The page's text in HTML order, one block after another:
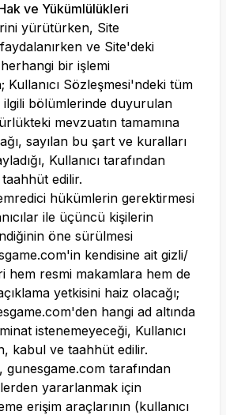
Hak ve Yükümlülükleri
yürütürken, Site
ve Site'deki
bir işlemi
Sözleşmesi'ndeki tüm
bölümlerinde duyurulan
mevzuatın tamamına
sayılan bu şart ve kuralları
Kullanıcı tarafından
edilir.
hükümlerin gerektirmesi
ile üçüncü kişilerin
öne sürülmesi
'in kendisine ait gizli/
hem resmi makamlara hem de
yetkisini haiz olacağı;
'den hangi ad altında
istenemeyeceği, Kullanıcı
kabul ve taahhüt edilir.
gunesgame.com tarafından
yararlanmak için
erişim araçlarının (kullanıcı